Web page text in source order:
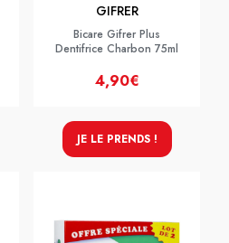
GIFRER
Bicare Gifrer Plus
Dentifrice Charbon 75ml
4,90€
JE LE PRENDS !